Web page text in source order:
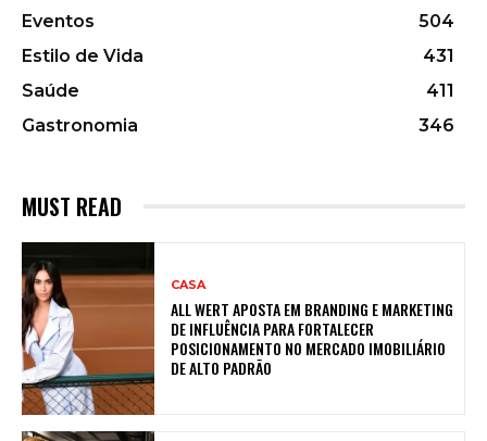
Eventos
504
Estilo de Vida
431
Saúde
411
Gastronomia
346
MUST READ
CASA
ALL WERT APOSTA EM BRANDING E MARKETING
DE INFLUÊNCIA PARA FORTALECER
POSICIONAMENTO NO MERCADO IMOBILIÁRIO
DE ALTO PADRÃO